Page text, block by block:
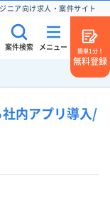
ニア向け求人・案件サイト
案件検索 メニュー
簡単1分！
無料登録
社内アプリ導入/